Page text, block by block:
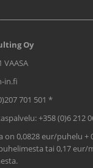
Oy
VAASA
in.fi
701 501 *
+358 (0)6 212
0,0828 eur/puhelu +
tai 0,17 eur/